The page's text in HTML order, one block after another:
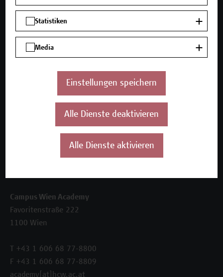
Unser Angebot
Seminare und Zertifikatsprogramme
Inhouse-Weiterbildung
Referenzen und Partner*innen
Campus Wien Academy
Favoritenstraße 222
1100 Wien
T +43 1 606 68 77-8800
F +43 1 606 68 77-8809
academy[at]hcw.ac.at
Statistiken
Media
Einstellungen speichern
Alle Dienste deaktivieren
Alle Dienste aktivieren